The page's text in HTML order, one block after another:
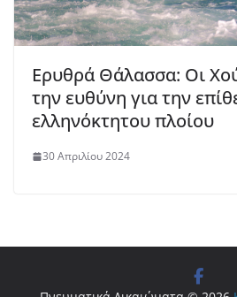
Ερυθρά Θάλασσα: Οι
την ευθύνη για την
ελληνόκτητου πλοίου
30 Απριλίου 2024